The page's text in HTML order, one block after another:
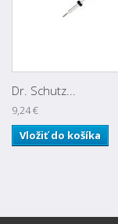
Dr. Schutz...
9,24 €
Vložiť do košíka